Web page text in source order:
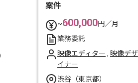
案件
~600,000円／月
業務委託
映像エディター , 映像デザ
イナー
渋谷（東京都）